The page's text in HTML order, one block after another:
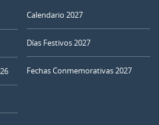
Calendario 2027
Días Festivos 2027
Fechas Conmemorativas 2027